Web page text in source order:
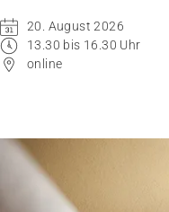
20. August 2026
13.30 bis 16.30 Uhr
online